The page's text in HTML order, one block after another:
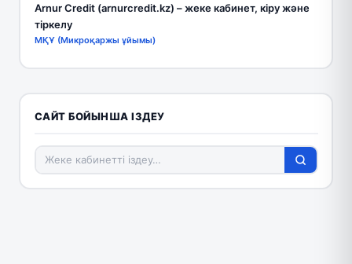
Arnur Credit (arnurcredit.kz) – жеке кабинет, кіру және
тіркелу
МҚҰ (Микроқаржы ұйымы)
САЙТ БОЙЫНША ІЗДЕУ